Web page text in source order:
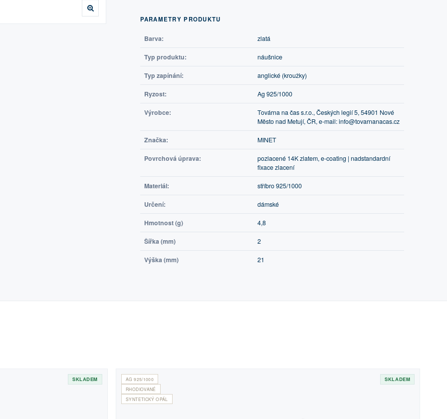
PARAMETRY PRODUKTU
Barva: zlatá
Typ produktu: náušnice
Typ zapínání: anglické (kroužky)
Ryzost: Ag 925/1000
Výrobce:
Továrna na čas s.r.o., Českých legií 5, 54901 Nové
Město nad Metují, ČR, e-mail: info@tovarnanacas.cz
Značka: MINET
Povrchová úprava:
pozlacené 14K zlatem, e-coating | nadstandardní
fixace zlacení
Materiál: stříbro 925/1000
Určení: dámské
Hmotnost (g) 4,8
Šířka (mm) 2
Výška (mm) 21
SKLADEM
AG 925/1000
RHODIOVANÉ
SYNTETICKÝ OPÁL
SKLADEM